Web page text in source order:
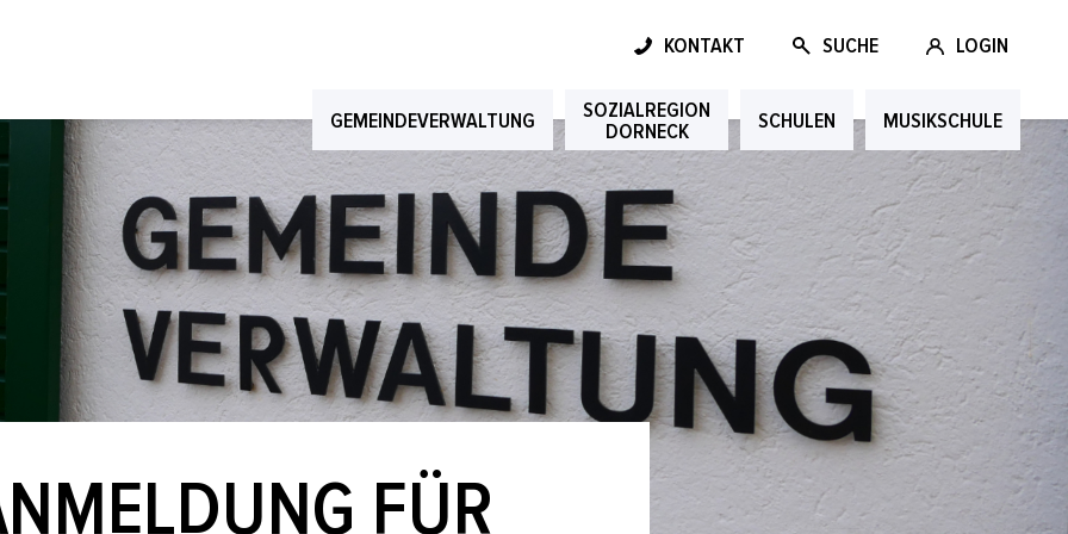
KONTAKT SUCHE LOGIN
GEMEINDEVERWALTUNG
SOZIALREGION
DORNECK
SCHULEN MUSIKSCHULE
FÜR